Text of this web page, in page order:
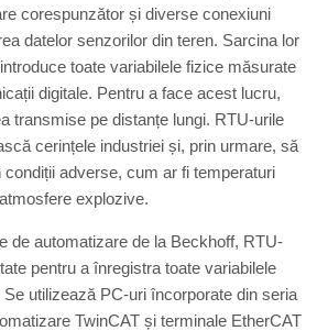
corespunzător și diverse conexiuni
datelor senzorilor din teren. Sarcina lor
toate variabilele fizice măsurate
digitale. Pentru a face acest lucru,
transmise pe distanțe lungi. RTU-urile
cerințele industriei și, prin urmare, să
condiții adverse, cum ar fi temperaturi
explozive.
de automatizare de la Beckhoff, RTU-
pentru a înregistra toate variabilele
utilizează PC-uri încorporate din seria
TwinCAT și terminale EtherCAT